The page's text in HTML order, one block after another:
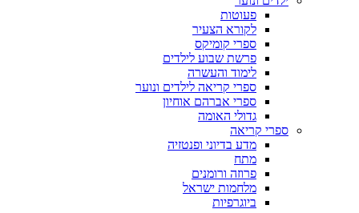
פעוטות
לקורא הצעיר
ספרי קומיקס
פרשת שבוע לילדים
לימוד והעשרה
ספרי קריאה לילדים ונוער
ספרי אברהם אוחיון
גדולי האומה
ספרי קריאה
מדע בדיוני ופנטזיה
מתח
פרוזה ורומנים
מלחמות ישראל
ביוגרפיות